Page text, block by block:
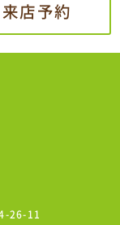
来店予約
26-11